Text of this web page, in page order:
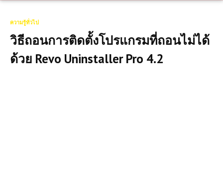
ความรู้ทั่วไป
วิธีถอนการติดตั้งโปรแกรมที่ถอนไม่ได้
ด้วย Revo Uninstaller Pro 4.2